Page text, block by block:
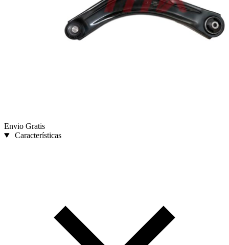
Envio Gratis
Características